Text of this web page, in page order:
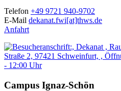
Telefon +49 9721 940-9702
E-Mail dekanat.fwi[at]thws.de
Anfahrt
Campus Ignaz-Schön